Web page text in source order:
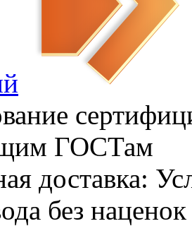
ГОСТам
доставка:
без